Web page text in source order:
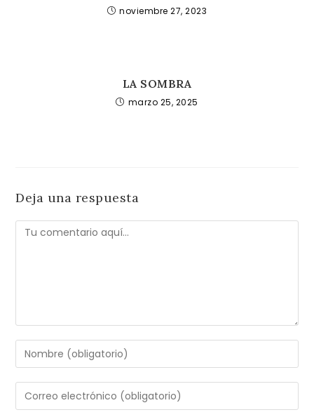
noviembre 27, 2023
LA SOMBRA
marzo 25, 2025
Deja una respuesta
Comentario
Introduce
tu
nombre
Introduce
tu